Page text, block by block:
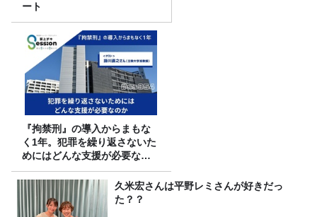
ート
『拘禁刑』の導入からまもな
く1年。犯罪を繰り返さないた
めにはどんな支援が必要なの
か
久米宏さんは平野レミさんが好きだっ
た？？